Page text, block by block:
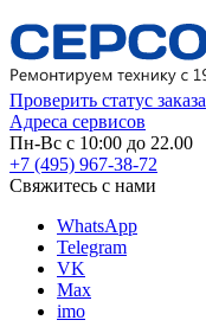
Проверить статус заказа
Адреса сервисов
Пн-Вс с 10:00 до 22.00
+7 (495) 967-38-72
Свяжитесь с нами
WhatsApp
Telegram
VK
Max
imo